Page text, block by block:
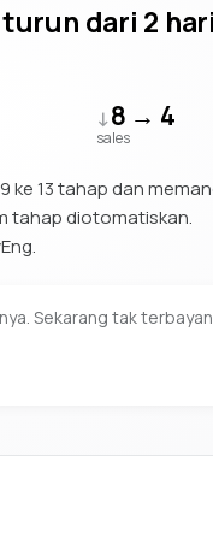
dari 2
↓8 → 4
sales
ke 13 tahap dan
tahap diotomatiskan.
Sekarang tak